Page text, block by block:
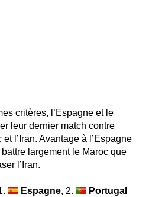
critères, l’Espagne et le
leur dernier match contre
l’Iran. Avantage à l’Espagne
largement le Maroc que
l’Iran.
Espagne, 2. Portugal